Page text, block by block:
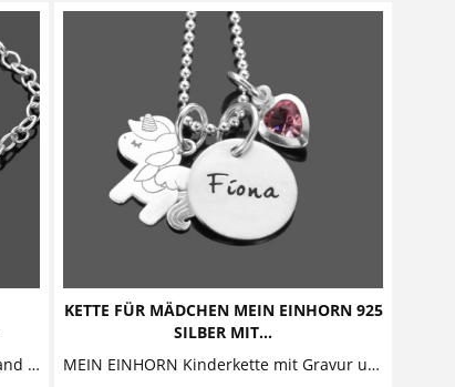
EINHORN REGENBOGEN Kinderarmband mit Gravur An diesem entzückenden Kinderarmband mit Gravur sind zwei Silberanhänger befestigt. Auf einen der beiden...
KETTE FÜR MÄDCHEN MEIN EINHORN 925
SILBER MIT...
MEIN EINHORN Kinderkette mit Gravur und Einhorn Diese bezaubernde Kinderkette aus 925 Sterling Silber besteht aus einem Namensanhänger, einem märchenhaften Einhorn und einem leuchtenden,...